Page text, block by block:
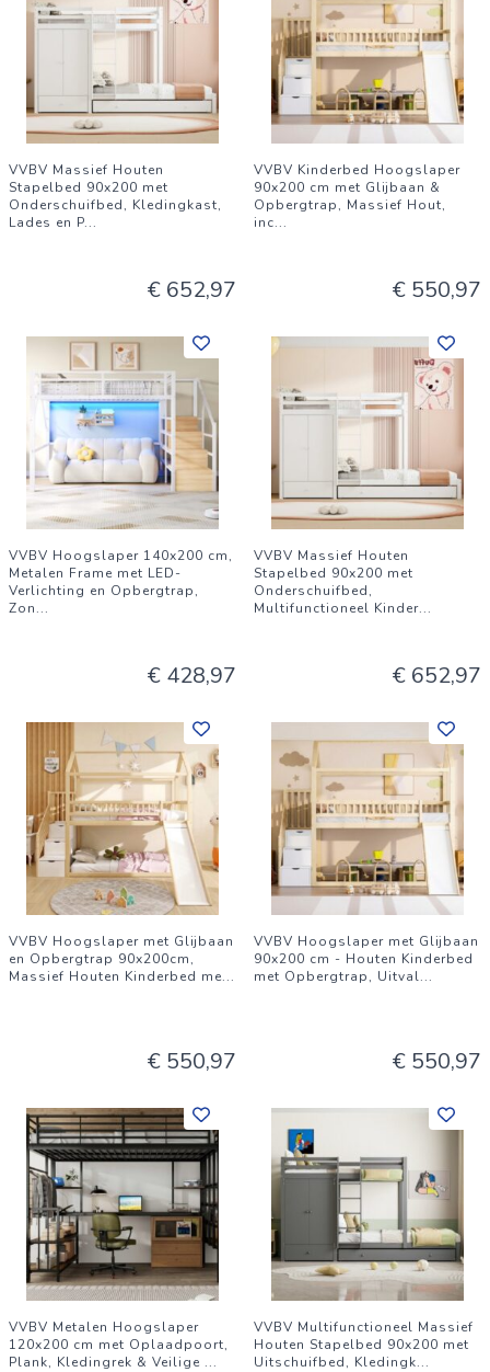
VVBV Massief Houten
Stapelbed 90x200 met
Onderschuifbed, Kledingkast,
Lades en P...
€ 652,97
VVBV Kinderbed Hoogslaper
90x200 cm met Glijbaan &
Opbergtrap, Massief Hout,
inc...
€ 550,97
VVBV Hoogslaper 140x200 cm,
Metalen Frame met LED-
Verlichting en Opbergtrap,
Zon...
€ 428,97
VVBV Massief Houten
Stapelbed 90x200 met
Onderschuifbed,
Multifunctioneel Kinder...
€ 652,97
VVBV Hoogslaper met Glijbaan
en Opbergtrap 90x200cm,
Massief Houten Kinderbed me...
€ 550,97
VVBV Hoogslaper met Glijbaan
90x200 cm - Houten Kinderbed
met Opbergtrap, Uitval...
€ 550,97
VVBV Metalen Hoogslaper
120x200 cm met Oplaadpoort,
Plank, Kledingrek & Veilige ...
VVBV Multifunctioneel Massief
Houten Stapelbed 90x200 met
Uitschuifbed, Kledingk...